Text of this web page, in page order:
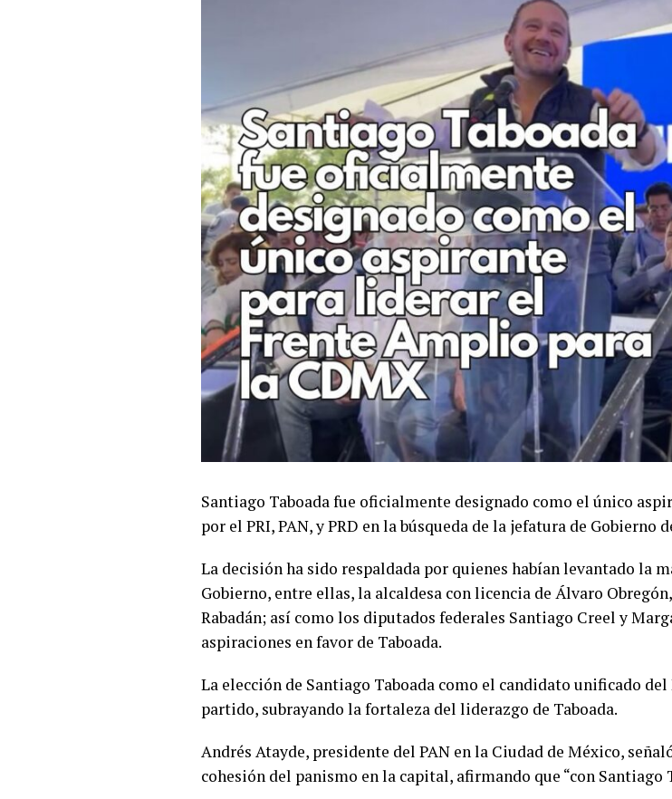
Santiago Taboada fue oficialmente designado como el único
por el PRI, PAN, y PRD en la búsqueda de la jefatura de Gobierno
La decisión ha sido respaldada por quienes habían levantado la
Gobierno, entre ellas, la alcaldesa con licencia de Álvaro
Rabadán; así como los diputados federales Santiago Creel y
aspiraciones en favor de Taboada.
La elección de Santiago Taboada como el candidato unificado
partido, subrayando la fortaleza del liderazgo de Taboada.
Andrés Atayde, presidente del PAN en la Ciudad de México,
cohesión del panismo en la capital, afirmando que “con Santiago